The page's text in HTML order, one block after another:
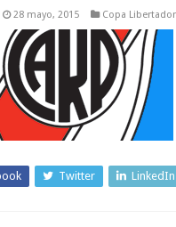
28 mayo, 2015 Copa
Twitter LinkedIn